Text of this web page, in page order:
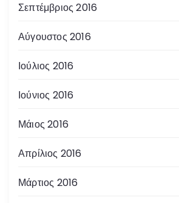
Σεπτέμβριος 2016
Αύγουστος 2016
Ιούλιος 2016
Ιούνιος 2016
Μάιος 2016
Απρίλιος 2016
Μάρτιος 2016